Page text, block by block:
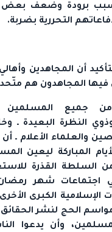
برودة وضعف بعض
التحررية بضربة.
أن المجاهدين
فيها المجاهدون هم
جميع المسلمين
النظرة البعيدة ـ
والعلماء الأعلام ـ أن
المباركة ليعين
السلطة القذرة
اجتماعات شهر رمضان
الإسلامية الكبرى
الحج لنشر الحقائق
وأن يدعوا